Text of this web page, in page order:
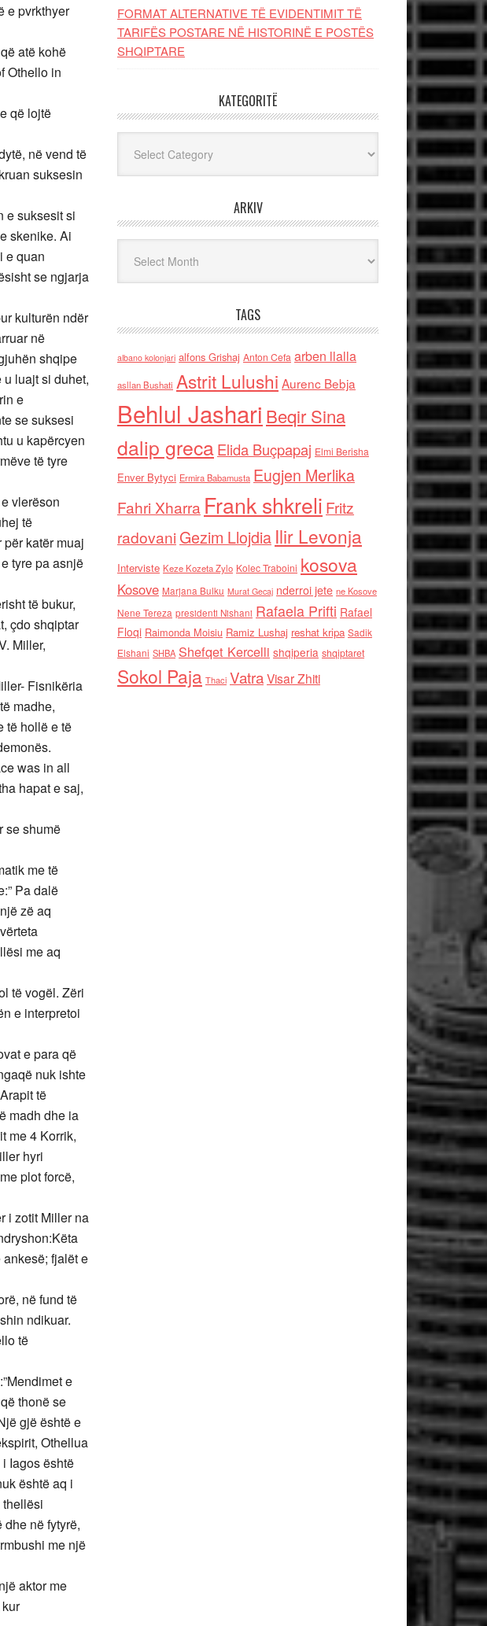
e pvrkthyer
atë kohë
Othello in
që lojtë
në vend të
suksesin
e suksesit si
skenike. Ai
e quan
se ngjarja
kulturën ndër
në
shqipe
u luajt si duhet,
e
se suksesi
u kapërcyen
të tyre
vlerëson
të
katër muaj
tyre pa asnjë
të bukur,
çdo shqiptar
Miller,
Fisnikëria
madhe,
të hollë e të
was in all
hapat e saj,
se shumë
me të
Pa dalë
zë aq
me aq
të vogël. Zëri
e interpretoi
e para që
nuk ishte
të
madh dhe ia
me 4 Korrik,
hyri
plot forcë,
i zotit Miller na
fjalët e
në fund të
ndikuar.
të
e
thonë se
gjë është e
Othellua
Iagos është
është aq i
në fytyrë,
me një
aktor me
FORMAT ALTERNATIVE TË EVIDENTIMIT TË
TARIFËS POSTARE NË HISTORINË E POSTËS
SHQIPTARE
KATEGORITË
ARKIV
TAGS
albano kolonjari alfons Grishaj Anton Cefa arben llalla
asllan Bushati Astrit Lulushi Aurenc Bebja
Behlul Jashari Beqir Sina
dalip grecaElida Buçpapaj Elmi Berisha
Enver Bytyci Ermira Babamusta Eugjen Merlika
Fahri Xharra Frank shkreli Fritz
radovaniGezim Llojdia Ilir Levonja
Interviste Keze Kozeta Zylo Kolec Traboini kosova
Kosove Marjana Bulku Murat Gecaj nderroi jete ne Kosove
Nene Tereza presidenti Nishani Rafaela Prifti Rafael
Floqi Raimonda Moisiu Ramiz Lushaj reshat kripa Sadik
Elshani SHBA Shefqet Kercelli shqiperia shqiptaret
Sokol Paja Thaci VatraVisar Zhiti